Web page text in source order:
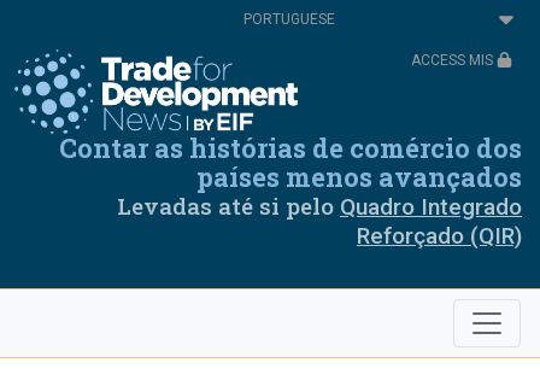
conteúdo
principal
Select
your
ACCESS MIS
Contar as histórias de comércio dos
países menos avançados
Levadas até si pelo Quadro Integrado
Reforçado (QIR)